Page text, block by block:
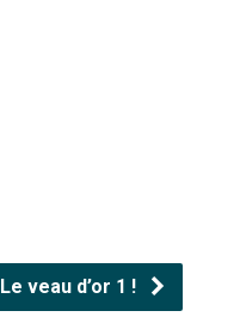
Le veau d’or 1 !